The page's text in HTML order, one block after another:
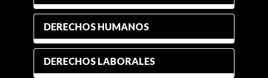
DERECHOS HUMANOS
DERECHOS LABORALES